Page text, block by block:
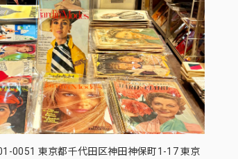
0051 東京都千代田区神田神保町1-17 東京